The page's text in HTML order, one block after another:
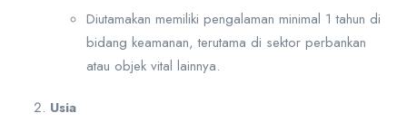
Diutamakan memiliki pengalaman minimal 1 tahun di
bidang keamanan, terutama di sektor perbankan
atau objek vital lainnya.
Usia